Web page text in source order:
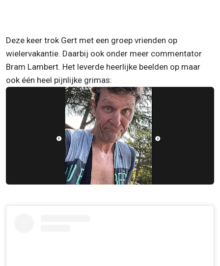
Deze keer trok Gert met een groep vrienden op
wielervakantie. Daarbij ook onder meer commentator
Bram Lambert. Het leverde heerlijke beelden op maar
ook één heel pijnlijke grimas: